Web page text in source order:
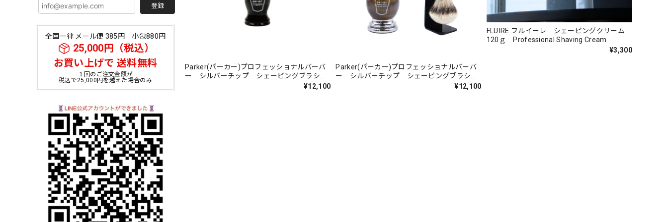
登録
全国一律 メール便 385円 小包880円
25,000円（税込）
お買い上げで 送料無料
１回のご注文金額が
税込で25,000円を越えた場合のみ
Parker(パーカー)プロフェッショナルバーバ
ー シルバーチップ シェービングブラシ
¥12,100
Parker(パーカー)プロフェッショナルバーバ
ー シルバーチップ シェービングブラシ
¥12,100
FLUÏRE フルイーレ シェービングクリーム
120ｇ Professional Shaving Cream
¥3,300